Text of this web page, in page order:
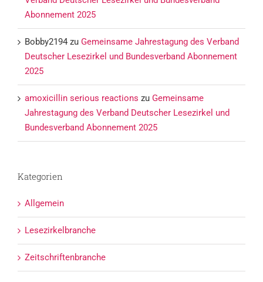
Abonnement 2025
Bobby2194 zu Gemeinsame Jahrestagung des Verband
Deutscher Lesezirkel und Bundesverband Abonnement
2025
amoxicillin serious reactions zu Gemeinsame
Jahrestagung des Verband Deutscher Lesezirkel und
Bundesverband Abonnement 2025
Kategorien
Allgemein
Lesezirkelbranche
Zeitschriftenbranche